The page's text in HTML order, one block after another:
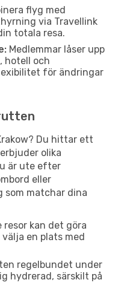
flyg med
via Travellink
totala resa.
Medlemmar låser upp
hotell och
för ändringar
Du hittar ett
olika
är ute efter
eller
matchar dina
resor kan det göra
en plats med
regelbundet under
hydrerad, särskilt på